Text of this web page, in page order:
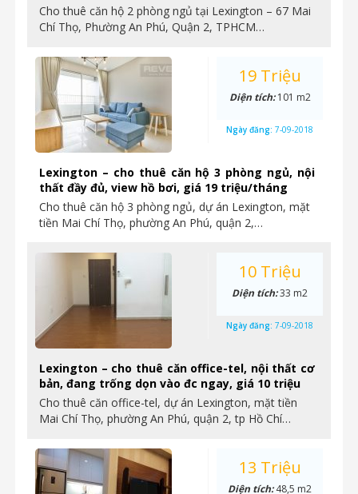
Cho thuê căn hộ 2 phòng ngủ tại Lexington – 67 Mai
Chí Thọ, Phường An Phú, Quận 2, TPHCM…
Lexington – cho thuê căn hộ 3 phòng ngủ, nội
thất đầy đủ, view hồ bơi, giá 19 triệu/tháng
Cho thuê căn hộ 3 phòng ngủ, dự án Lexington, mặt
tiền Mai Chí Thọ, phường An Phú, quận 2,…
19 Triệu
Diện tích:101 m2
Ngày đăng: 7-09-2018
Lexington – cho thuê căn office-tel, nội thất cơ
bản, đang trống dọn vào đc ngay, giá 10 triệu
Cho thuê căn office-tel, dự án Lexington, mặt tiền
Mai Chí Thọ, phường An Phú, quận 2, tp Hồ Chí…
10 Triệu
Diện tích:33 m2
Ngày đăng: 7-09-2018
13 Triệu
Diện tích:48,5 m2